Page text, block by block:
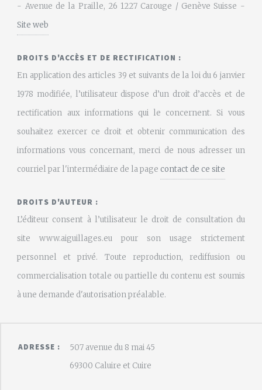
- Avenue de la Praille, 26 1227 Carouge / Genève Suisse -
Site web
DROITS D'ACCÈS ET DE RECTIFICATION :
En application des articles 39 et suivants de la loi du 6 janvier
1978 modifiée, l’utilisateur dispose d’un droit d’accès et de
rectification aux informations qui le concernent. Si vous
souhaitez exercer ce droit et obtenir communication des
informations vous concernant, merci de nous adresser un
courriel par l'intermédiaire de la page contact de ce site
DROITS D'AUTEUR :
L’éditeur consent à l’utilisateur le droit de consultation du
site www.aiguillages.eu pour son usage strictement
personnel et privé. Toute reproduction, rediffusion ou
commercialisation totale ou partielle du contenu est soumis
à une demande d'autorisation préalable.
ADRESSE :
507 avenue du 8 mai 45
69300 Caluire et Cuire